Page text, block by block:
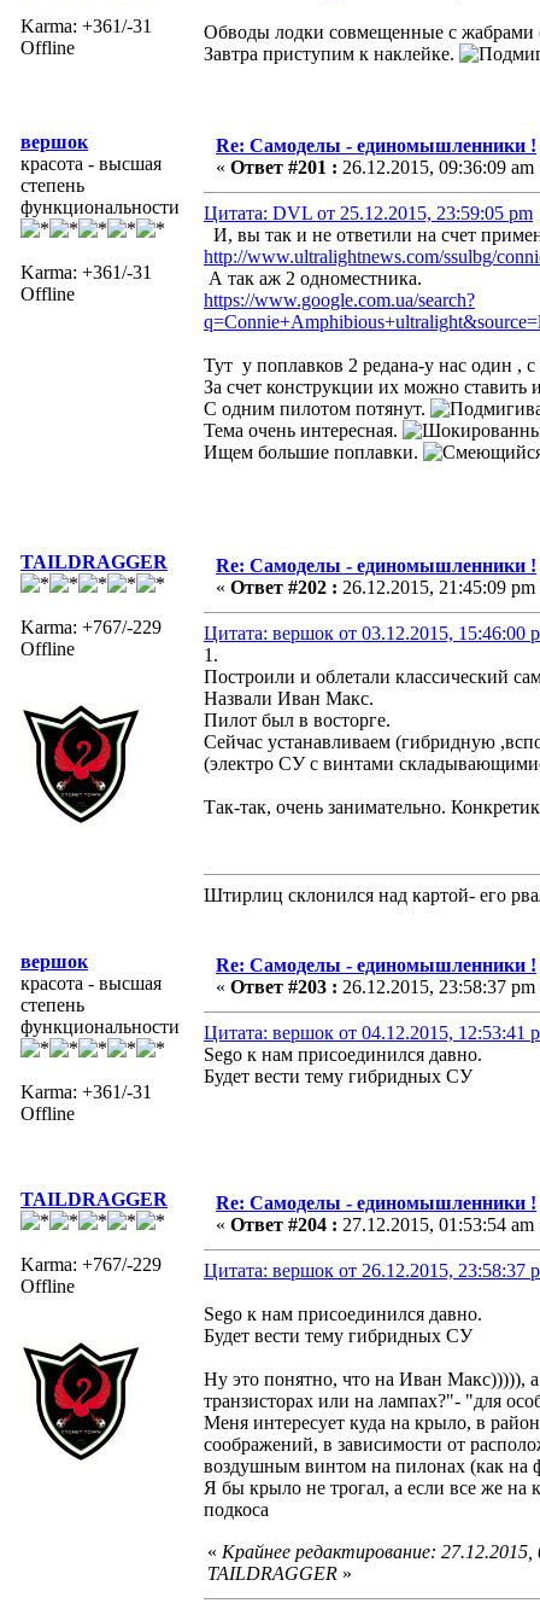
Karma: +361/-31
Offline
Обводы лодки совмещенные с жабрами
Завтра приступим к наклейке.
вершок
красота - высшая
степень
функциональности
Karma: +361/-31
Offline
Re: Самоделы - единомышленники !
« Ответ #201 : 26.12.2015, 09:36:09 am
Цитата: DVL от 25.12.2015, 23:59:05 pm
И, вы так и не ответили на счет
http://www.ultralightnews.com/ssulbg/
А так аж 2 одноместника.
https://www.google.com.ua/search?
Тут у поплавков 2 редана-у нас один ,
За счет конструкции их можно ставить
С одним пилотом потянут.
Тема очень интересная.
Ищем большие поплавки.
TAILDRAGGER
Karma: +767/-229
Offline
Re: Самоделы - единомышленники !
« Ответ #202 : 26.12.2015, 21:45:09 pm
Цитата: вершок от 03.12.2015, 15:46:00
1.
Построили и облетали классический
Назвали Иван Макс.
Пилот был в восторге.
Сейчас устанавливаем (гибридную
(электро СУ с винтами
Так-так, очень занимательно.
Штирлиц склонился над картой- его
вершок
красота - высшая
степень
функциональности
Karma: +361/-31
Offline
Re: Самоделы - единомышленники !
« Ответ #203 : 26.12.2015, 23:58:37 pm
Цитата: вершок от 04.12.2015, 12:53:41
Sego к нам присоединился давно.
Будет вести тему гибридных СУ
TAILDRAGGER
Karma: +767/-229
Offline
Re: Самоделы - единомышленники !
« Ответ #204 : 27.12.2015, 01:53:54 am
Цитата: вершок от 26.12.2015, 23:58:37
Sego к нам присоединился давно.
Будет вести тему гибридных СУ
Ну это понятно, что на Иван Макс))))),
транзисторах или на лампах?"- "для
Меня интересует куда на крыло, в
соображений, в зависимости от
воздушным винтом на пилонах (как на
Я бы крыло не трогал, а если все же на
подкоса
« Крайнее редактирование:
TAILDRAGGER »